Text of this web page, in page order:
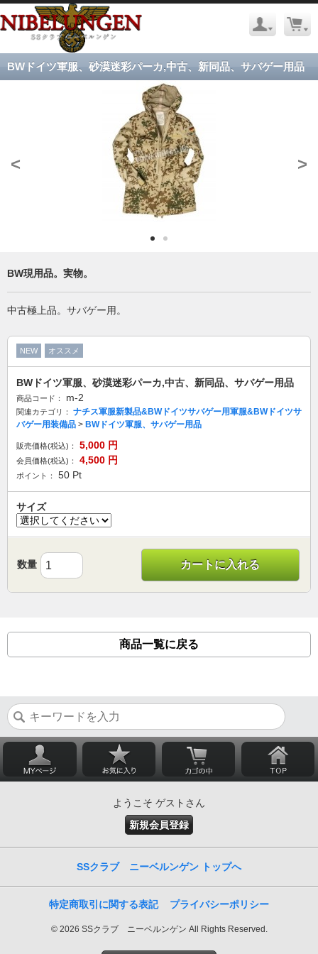
BWドイツ軍服、砂漠迷彩パーカ,中古、新同品、サバゲー用品
< >
BW現用品。実物。
中古極上品。サバゲー用。
NEW オススメ
BWドイツ軍服、砂漠迷彩パーカ,中古、新同品、サバゲー用品
商品コード： m-2
関連カテゴリ：
ナチス軍服新製品&BWドイツサバゲー用軍服&BWドイツサ
バゲー用装備品 > BWドイツ軍服、サバゲー用品
販売価格(税込)： 5,000 円
会員価格(税込)： 4,500 円
ポイント： 50 Pt
サイズ
数量 カートに入れる
商品一覧に戻る
ようこそ ゲストさん
新規会員登録
SSクラブ ニーベルンゲン トップへ
特定商取引に関する表記 プライバシーポリシー
© 2026 SSクラブ ニーベルンゲン All Rights Reserved.